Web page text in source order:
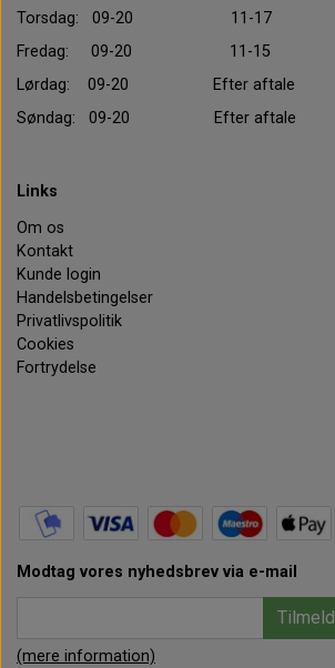
Torsdag: 09-20 11-17
Fredag: 09-20 11-15
Lørdag: 09-20 Efter aftale
Søndag: 09-20 Efter aftale
Links
Om os
Kontakt
Kunde login
Handelsbetingelser
Privatlivspolitik
Cookies
Fortrydelse
Modtag vores nyhedsbrev via e-mail
Tilmeld
(mere information)